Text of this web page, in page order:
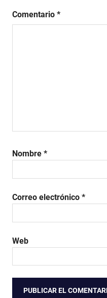
Comentario *
Nombre *
Correo electrónico *
Web